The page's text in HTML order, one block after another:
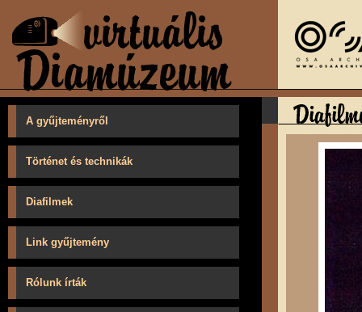
A gyűjteményről
Történet és technikák
Diafilmek
Link gyűjtemény
Rólunk írták